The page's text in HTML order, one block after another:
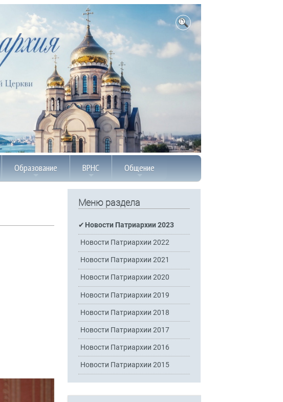
Образование ВРНС Общение
Меню раздела
Новости Патриархии 2023
Новости Патриархии 2022
Новости Патриархии 2021
Новости Патриархии 2020
Новости Патриархии 2019
Новости Патриархии 2018
Новости Патриархии 2017
Новости Патриархии 2016
Новости Патриархии 2015